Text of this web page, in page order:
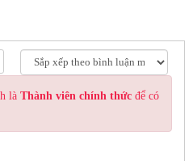
là Thành viên chính thức để có